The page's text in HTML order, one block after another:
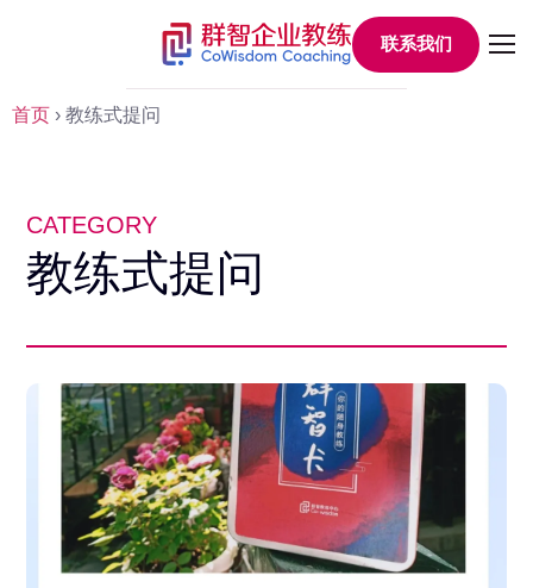
联系我们
首页 › 教练式提问
CATEGORY
教练式提问